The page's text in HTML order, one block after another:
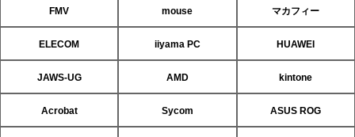
FMV mouse マカフィー
ELECOM iiyama PC HUAWEI
JAWS-UG AMD kintone
Acrobat Sycom ASUS ROG